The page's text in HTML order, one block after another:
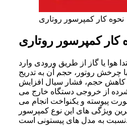
نحوه کار کمپرسور روتاری
کار کمپرسور روتاری
هوا یا گاز از طریق ورودی وارد
روتور، حجم آن به تدریج
کاهش حجم، فشار سیال افزایش
از خروجی دستگاه خارج می
پیوسته و یکنواخت انجام می
ویژگی های این نوع کمپرسور
نسبت به مدل های پیستونی است.